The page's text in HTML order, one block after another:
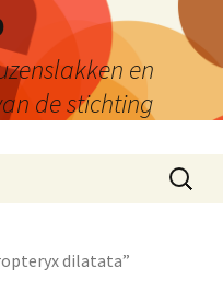
en
de stichting
Zoeken
naar:
dilatata”